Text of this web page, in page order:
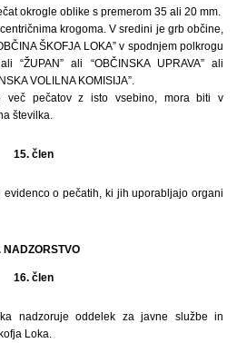
okrogle oblike s premerom 35 ali 20 mm.
krogoma. V sredini je grb občine,
ŠKOFJA LOKA” v spodnjem polkrogu
“ŽUPAN” ali “OBČINSKA UPRAVA” ali
VOLILNA KOMISIJA”.
več pečatov z isto vsebino, mora biti v
številka.
15. člen
evidenco o pečatih, ki jih uporabljajo organi
NADZORSTVO
16. člen
nadzoruje oddelek za javne službe in
Loka.